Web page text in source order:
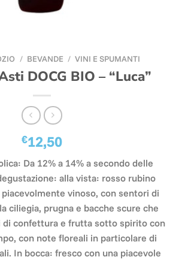
/ BEVANDE / VINI E SPUMANTI
DOCG BIO – “Luca”
€12,50
Da 12% a 14% a secondo delle
alla vista: rosso rubino
vinoso, con sentori di
ciliegia, prugna e bacche scure che
di confettura e frutta sotto spirito con
con note floreali in particolare di
In bocca: fresco con una piacevole